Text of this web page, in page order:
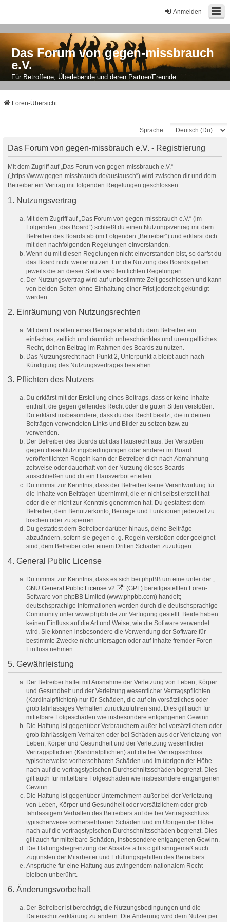
Anmelden
Das Forum von gegen-missbrauch
e.V.
Für Betroffene, Überlebende und deren Partner/Freunde
Foren-Übersicht
Sprache:
Das Forum von gegen-missbrauch e.V. - Registrierung
Mit dem Zugriff auf „Das Forum von gegen-missbrauch e.V.“
(„https://www.gegen-missbrauch.de/austausch“) wird zwischen dir und dem
Betreiber ein Vertrag mit folgenden Regelungen geschlossen:
1. Nutzungsvertrag
Mit dem Zugriff auf „Das Forum von gegen-missbrauch e.V.“ (im
Folgenden „das Board“) schließt du einen Nutzungsvertrag mit dem
Betreiber des Boards ab (im Folgenden „Betreiber“) und erklärst dich
mit den nachfolgenden Regelungen einverstanden.
Wenn du mit diesen Regelungen nicht einverstanden bist, so darfst du
das Board nicht weiter nutzen. Für die Nutzung des Boards gelten
jeweils die an dieser Stelle veröffentlichten Regelungen.
Der Nutzungsvertrag wird auf unbestimmte Zeit geschlossen und kann
von beiden Seiten ohne Einhaltung einer Frist jederzeit gekündigt
werden.
2. Einräumung von Nutzungsrechten
Mit dem Erstellen eines Beitrags erteilst du dem Betreiber ein
einfaches, zeitlich und räumlich unbeschränktes und unentgeltliches
Recht, deinen Beitrag im Rahmen des Boards zu nutzen.
Das Nutzungsrecht nach Punkt 2, Unterpunkt a bleibt auch nach
Kündigung des Nutzungsvertrages bestehen.
3. Pflichten des Nutzers
Du erklärst mit der Erstellung eines Beitrags, dass er keine Inhalte
enthält, die gegen geltendes Recht oder die guten Sitten verstoßen.
Du erklärst insbesondere, dass du das Recht besitzt, die in deinen
Beiträgen verwendeten Links und Bilder zu setzen bzw. zu
verwenden.
Der Betreiber des Boards übt das Hausrecht aus. Bei Verstößen
gegen diese Nutzungsbedingungen oder anderer im Board
veröffentlichten Regeln kann der Betreiber dich nach Abmahnung
zeitweise oder dauerhaft von der Nutzung dieses Boards
ausschließen und dir ein Hausverbot erteilen.
Du nimmst zur Kenntnis, dass der Betreiber keine Verantwortung für
die Inhalte von Beiträgen übernimmt, die er nicht selbst erstellt hat
oder die er nicht zur Kenntnis genommen hat. Du gestattest dem
Betreiber, dein Benutzerkonto, Beiträge und Funktionen jederzeit zu
löschen oder zu sperren.
Du gestattest dem Betreiber darüber hinaus, deine Beiträge
abzuändern, sofern sie gegen o. g. Regeln verstoßen oder geeignet
sind, dem Betreiber oder einem Dritten Schaden zuzufügen.
4. General Public License
Du nimmst zur Kenntnis, dass es sich bei phpBB um eine unter der „
GNU General Public License v2
“ (GPL) bereitgestellten Foren-
Software von phpBB Limited (www.phpbb.com) handelt;
deutschsprachige Informationen werden durch die deutschsprachige
Community unter www.phpbb.de zur Verfügung gestellt. Beide haben
keinen Einfluss auf die Art und Weise, wie die Software verwendet
wird. Sie können insbesondere die Verwendung der Software für
bestimmte Zwecke nicht untersagen oder auf Inhalte fremder Foren
Einfluss nehmen.
5. Gewährleistung
Der Betreiber haftet mit Ausnahme der Verletzung von Leben, Körper
und Gesundheit und der Verletzung wesentlicher Vertragspflichten
(Kardinalpflichten) nur für Schäden, die auf ein vorsätzliches oder
grob fahrlässiges Verhalten zurückzuführen sind. Dies gilt auch für
mittelbare Folgeschäden wie insbesondere entgangenen Gewinn.
Die Haftung ist gegenüber Verbrauchern außer bei vorsätzlichem oder
grob fahrlässigem Verhalten oder bei Schäden aus der Verletzung von
Leben, Körper und Gesundheit und der Verletzung wesentlicher
Vertragspflichten (Kardinalpflichten) auf die bei Vertragsschluss
typischerweise vorhersehbaren Schäden und im übrigen der Höhe
nach auf die vertragstypischen Durchschnittsschäden begrenzt. Dies
gilt auch für mittelbare Folgeschäden wie insbesondere entgangenen
Gewinn.
Die Haftung ist gegenüber Unternehmern außer bei der Verletzung
von Leben, Körper und Gesundheit oder vorsätzlichem oder grob
fahrlässigem Verhalten des Betreibers auf die bei Vertragsschluss
typischerweise vorhersehbaren Schäden und im Übrigen der Höhe
nach auf die vertragstypischen Durchschnittsschäden begrenzt. Dies
gilt auch für mittelbare Schäden, insbesondere entgangenen Gewinn.
Die Haftungsbegrenzung der Absätze a bis c gilt sinngemäß auch
zugunsten der Mitarbeiter und Erfüllungsgehilfen des Betreibers.
Ansprüche für eine Haftung aus zwingendem nationalem Recht
bleiben unberührt.
6. Änderungsvorbehalt
Der Betreiber ist berechtigt, die Nutzungsbedingungen und die
Datenschutzerklärung zu ändern. Die Änderung wird dem Nutzer per